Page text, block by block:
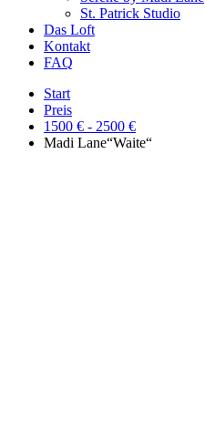
St. Patrick Studio
Das Loft
Kontakt
FAQ
Start
Preis
1500 € - 2500 €
Madi Lane“Waite“